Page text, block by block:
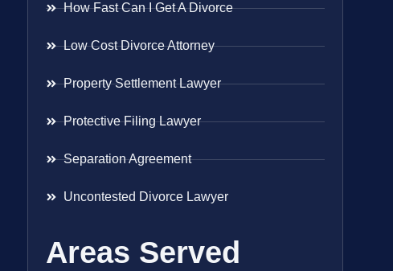
How Fast Can I Get A Divorce
Low Cost Divorce Attorney
Property Settlement Lawyer
Protective Filing Lawyer
Separation Agreement
Uncontested Divorce Lawyer
Areas Served